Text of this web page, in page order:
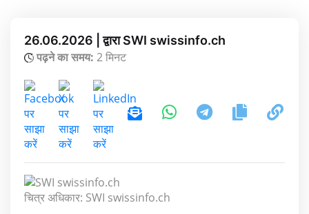
26.06.2026 | द्वारा SWI swissinfo.ch
पढ़ने का समय: 2 मिनट
चित्र अधिकार: SWI swissinfo.ch